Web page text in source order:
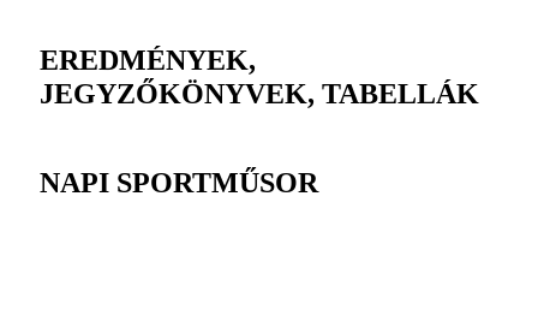
EREDMÉNYEK,
JEGYZŐKÖNYVEK, TABELLÁK
NAPI SPORTMŰSOR